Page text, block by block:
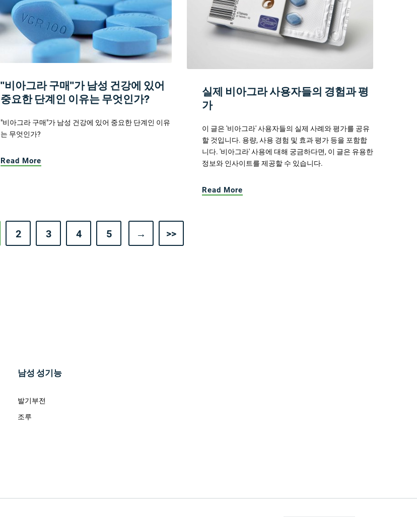
"비아그라 구매"가 남성 건강에 있어
중요한 단계인 이유는 무엇인가?
"비아그라 구매"가 남성 건강에 있어 중요한 단계인 이유
는 무엇인가?
Read More
실제 비아그라 사용자들의 경험과 평
가
이 글은 '비아그라' 사용자들의 실제 사례와 평가를 공유
할 것입니다. 용량, 사용 경험 및 효과 평가 등을 포함합
니다. '비아그라' 사용에 대해 궁금하다면, 이 글은 유용한
정보와 인사이트를 제공할 수 있습니다.
Read More
2 3 4 5 → >>
남성 성기능
발기부전
조루